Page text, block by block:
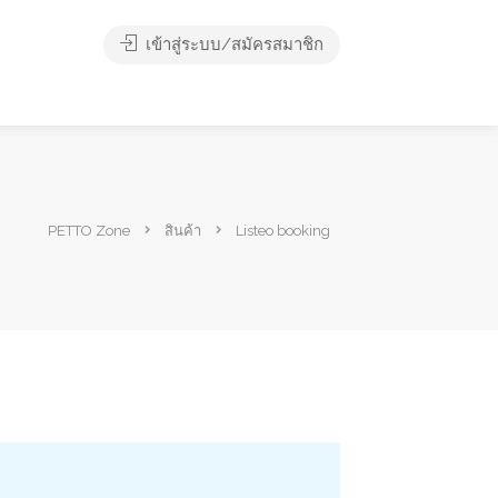
เข้าสู่ระบบ/สมัครสมาชิก
PETTO Zone สินค้า Listeo booking